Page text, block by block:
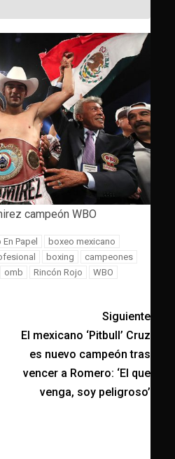
campeón WBO
Papel
boxeo mexicano
boxing
campeones
omb Rincón Rojo
WBO
Siguiente
El mexicano ‘Pitbull’ Cruz
es nuevo campeón tras
vencer a Romero: ‘El que
venga, soy peligroso’